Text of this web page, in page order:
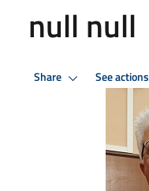
null null
Share See actions